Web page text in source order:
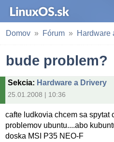
Domov Fórum Hardware
bude problem?
Sekcia: Hardware a Drivery
25.01.2008 | 10:36
cafte ludkovia chcem sa spytat
problemov ubuntu....abo
doska MSI P35 NEO-F